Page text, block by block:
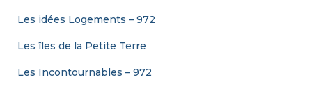
Les idées Logements – 972
Les îles de la Petite Terre
Les Incontournables – 972